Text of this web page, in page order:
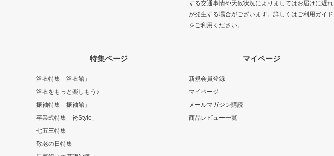
する交通事情や天候状況によりましてはお届けに遅れ
が発生する場合がございます。詳しくはご利用ガイド
をご利用ください。
特集ページ
浴衣特集「浴衣館」
浴衣をもっと楽しもう♪
振袖特集「振袖館」
卒業式特集「袴Style」
七五三特集
敬老の日特集
マイページ
新規会員登録
マイページ
メールマガジン購読
商品レビュー一覧